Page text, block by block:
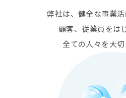
弊社は、健全な事業活
顧客、従業員をは
全ての人々を大切